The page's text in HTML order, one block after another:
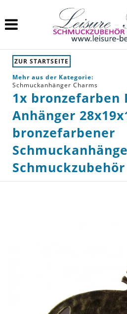
ZUR STARTSEITE
Mehr aus der Kategorie:
Schmuckanhänger Charms
1x bronzefarben
Anhänger
bronzefarbener
Schmuckzubehör